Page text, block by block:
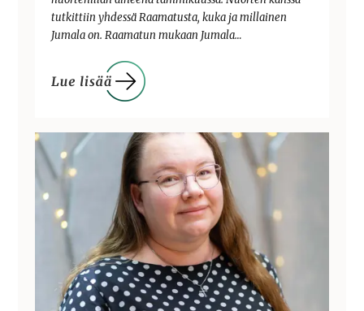
tutkittiin yhdessä Raamatusta, kuka ja millainen
Jumala on. Raamatun mukaan Jumala…